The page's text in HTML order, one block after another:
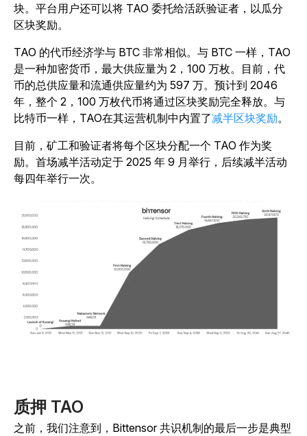
块。平台用户还可以将 TAO 委托给活跃验证者，以瓜分
区块奖励。
TAO 的代币经济学与 BTC 非常相似。与 BTC 一样，TAO
是一种加密货币，最大供应量为 2，100 万枚。目前，代
币的总供应量和流通供应量约为 597 万。预计到 2046
年，整个 2，100 万枚代币将通过区块奖励完全释放。与
比特币一样，TAO在其运营机制中内置了减半区块奖励。
目前，矿工和验证者将每个区块分配一个 TAO 作为奖
励。首场减半活动定于 2025 年 9 月举行，后续减半活动
每四年举行一次。
质押 TAO
之前，我们注意到，Bittensor 共识机制的最后一步是典型